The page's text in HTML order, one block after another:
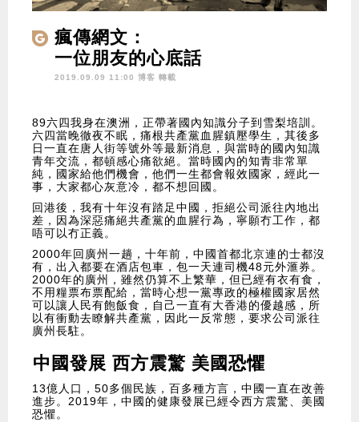
瘋傳網文：
一位朋友的心底話
2019.09.09 11:00 博客 轉載
89六四我身在澳洲，正帶著國內知識分子到雪梨培訓。
六四當晚徹夜不眠，痛根共產黨血腥鎮壓學生，其後多
日一直在唐人街等號外等最新消息，與當時的國內知識
青年交流，都頓感心痛欲絕。當時國內的知青非常單
純，國家給他們機會，他們一生都會報效國家，經此一
事，大家都心灰意冷，都不想回國。
回港後，我有十年沒有踏足中國，拒絕公司派往內地出
差，因為深惡痛絕共產黨的血腥行為，寧願冇工作，都
唔可以冇正義。
2000年回廣州一趟，十年前，中國首都北京連的士都沒
有，出入都要在酒店包車，包一天連司機48元外滙券。
2000年的廣州，雖然仍算不上繁華，但已經有衣有食，
不用糧票布票配給，當時心想一黨專政的極權國家居然
可以讓人民有飽飯食，自己一直有大香港的優越感，所
以有衝動去瞭解共產黨，因此一反常態，要求公司派往
廣州長駐。
中國發展 西方震驚 美國恐懼
13億人口，50多個民族，百多種方言，中國一直在改善
進步。2019年，中國的健康發展已經令西方震驚、美國
恐懼。